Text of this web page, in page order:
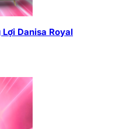
Lợi Danisa Royal